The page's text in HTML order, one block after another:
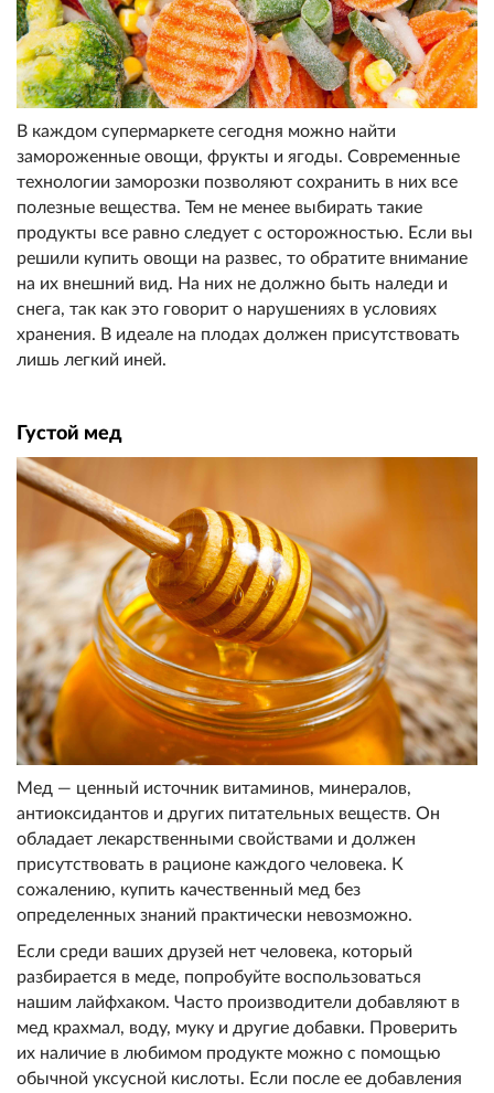
В каждом супермаркете сегодня можно найти
замороженные овощи, фрукты и ягоды. Современные
технологии заморозки позволяют сохранить в них все
полезные вещества. Тем не менее выбирать такие
продукты все равно следует с осторожностью. Если вы
решили купить овощи на развес, то обратите внимание
на их внешний вид. На них не должно быть наледи и
снега, так как это говорит о нарушениях в условиях
хранения. В идеале на плодах должен присутствовать
лишь легкий иней.
Густой мед
Мед — ценный источник витаминов, минералов,
антиоксидантов и других питательных веществ. Он
обладает лекарственными свойствами и должен
присутствовать в рационе каждого человека. К
сожалению, купить качественный мед без
определенных знаний практически невозможно.
Если среди ваших друзей нет человека, который
разбирается в меде, попробуйте воспользоваться
нашим лайфхаком. Часто производители добавляют в
мед крахмал, воду, муку и другие добавки. Проверить
их наличие в любимом продукте можно с помощью
обычной уксусной кислоты. Если после ее добавления